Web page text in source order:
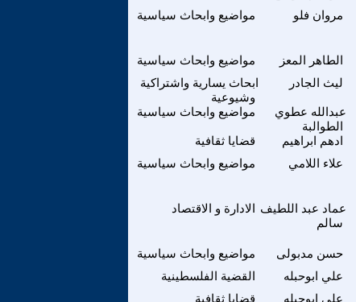
مواضيع وابحاث سياسية
مروان فلو
مواضيع وابحاث سياسية الطاهر المعز
ابحاث يسارية واشتراكية
وشيوعية
ليث الجادر
مواضيع وابحاث سياسية
عبدالله عطوي
الطوالبة
قضايا ثقافية ادهم ابراهيم
مواضيع وابحاث سياسية
علاء اللامي
الادارة و الاقتصاد عماد عبد اللطيف
سالم
مواضيع وابحاث سياسية حسن مدبولى
القضية الفلسطينية
علي ابوحبله
قضايا ثقافية
علي ابوحبله